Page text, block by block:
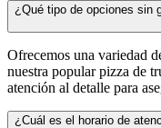
¿Qué tipo de opciones sin
Ofrecemos una variedad
nuestra popular pizza de
atención al detalle para
¿Cuál es el horario de